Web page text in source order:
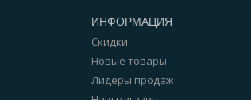
ИНФОРМАЦИЯ
Скидки
Новые товары
Лидеры продаж